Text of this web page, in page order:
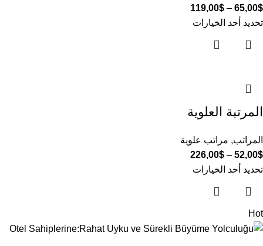
65,00$
–
119,00$
تحديد أحد الخيارات
المرتبة العلوية
المراتب, مراتب علوية
52,00$
–
226,00$
تحديد أحد الخيارات
Hot